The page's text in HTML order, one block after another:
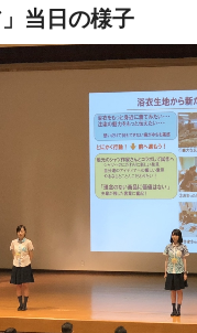
当日の様子